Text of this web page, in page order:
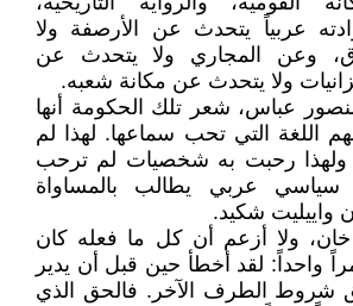
عربياً يتحدث عن الأرصفة ولا
وعن المجاري ولا يتحدث عن
ولا يتحدث عن مكانة شعبه.
عباس، شعر تلك الحكومة أنها
اللغة التي تحب سماعها. لهذا لم
ولهذا رحبت به شخصيات لم ترحب
عربي يطالب بالمساواة
واييليت شكيد.
ولا أزعم أن كل ما فعله كان
واحداً: لقد أخطأ حين قبل أن يدير
شروط الطرف الآخر. فالحق الذي